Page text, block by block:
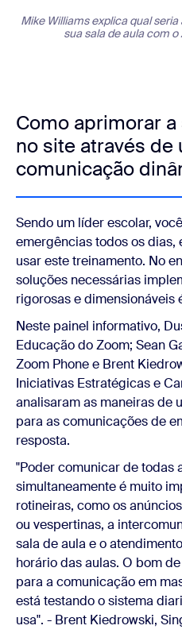
Mike Williams explica qual
sua sala de aula com
Como aprimorar
no site através de
comunicação
Sendo um líder escolar,
emergências todos os dias,
usar este treinamento. No
soluções necessárias
rigorosas e dimensionáveis
Neste painel informativo,
Educação do Zoom; Sean
Zoom Phone e Brent
Iniciativas Estratégicas e
analisaram as maneiras de
para as comunicações de
resposta.
"Poder comunicar de todas
simultaneamente é muito
rotineiras, como os
ou vespertinas, a
sala de aula e o
horário das aulas. O bom
para a comunicação em
está testando o sistema
usa". - Brent Kiedrowski,